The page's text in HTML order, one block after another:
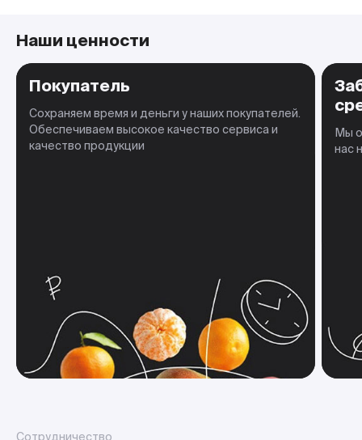
Наши ценности
Покупатель
Сохраняем время и деньги у наших покупателей.
Обеспечиваем высокое качество сервиса и
качество продукции
Мы
нас
Сотрудничество